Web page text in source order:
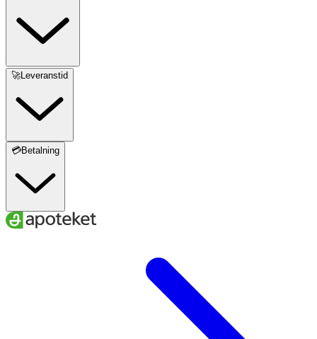
🚀Leveranstid
💳Betalning